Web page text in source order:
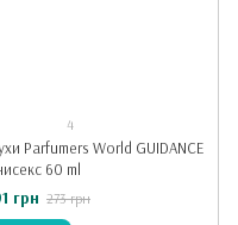
4
Parfumers World GUIDANCE
60 ml
грн 273 грн